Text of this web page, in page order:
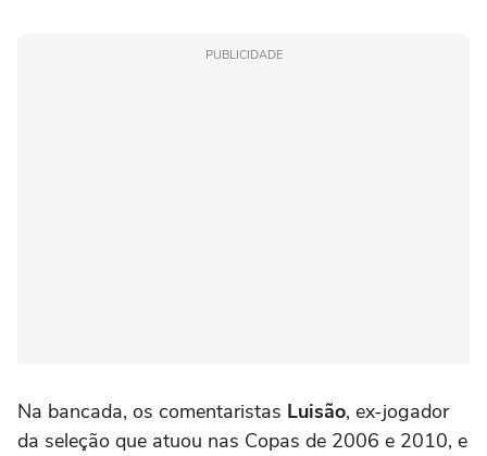
PUBLICIDADE
Na bancada, os comentaristas Luisão, ex-jogador
da seleção que atuou nas Copas de 2006 e 2010, e